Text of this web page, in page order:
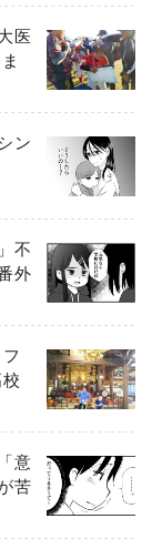
医
ン
不
外
意
苦